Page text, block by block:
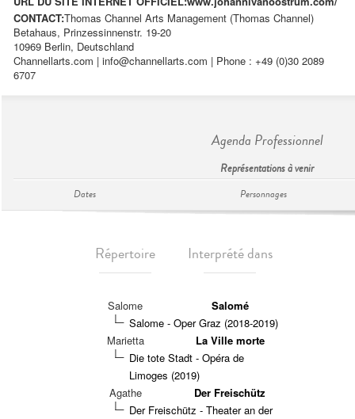
CONTACT:Thomas Channel Arts Management (Thomas Channel)
Betahaus, Prinzessinnenstr. 19-20
10969 Berlin, Deutschland
Channellarts.com | info@channellarts.com | Phone : +49 (0)30 2089
6707
Agenda Professionnel
Représentations à venir
Dates Personnages
Répertoire Interprété dans
Salome
Salomé
Salome - Oper Graz (2018-2019)
Marietta
La Ville morte
Die tote Stadt - Opéra de
Limoges (2019)
Agathe
Der Freischütz
Der Freischütz - Theater an der